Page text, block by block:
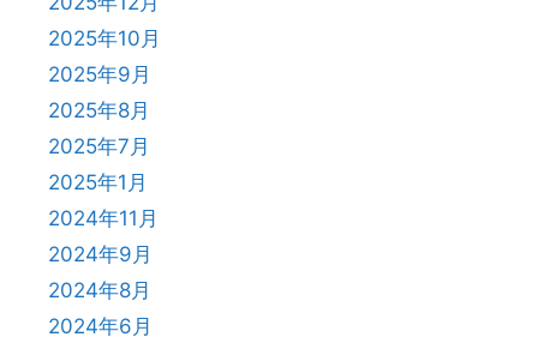
2025年10月
2025年9月
2025年8月
2025年7月
2025年1月
2024年11月
2024年9月
2024年8月
2024年6月